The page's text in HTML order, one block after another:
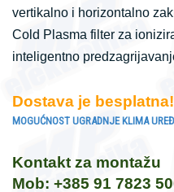
vertikalno i horizontalno
Cold Plasma filter za
inteligentno
Dostava je
MOGUĆNOST UGRADNJE KLIMA
Kontakt za montažu
Mob: +385 91 7823